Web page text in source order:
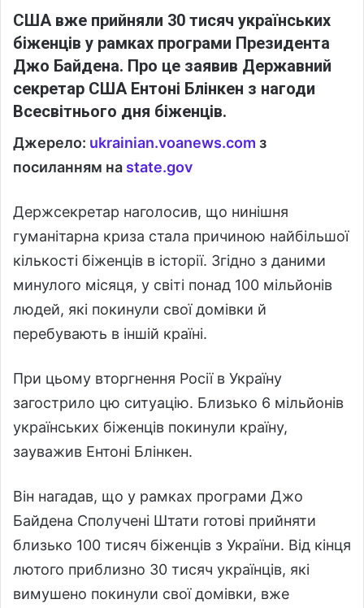
США вже прийняли 30 тисяч українських
біженців у рамках програми Президента
Джо Байдена. Про це заявив Державний
секретар США Ентоні Блінкен з нагоди
Всесвітнього дня біженців.
Джерело: ukrainian.voanews.com з
посиланням на state.gov
Держсекретар наголосив, що нинішня
гуманітарна криза стала причиною найбільшої
кількості біженців в історії. Згідно з даними
минулого місяця, у світі понад 100 мільйонів
людей, які покинули свої домівки й
перебувають в іншій країні.
При цьому вторгнення Росії в Україну
загострило цю ситуацію. Близько 6 мільйонів
українських біженців покинули країну,
зауважив Ентоні Блінкен.
Він нагадав, що у рамках програми Джо
Байдена Сполучені Штати готові прийняти
близько 100 тисяч біженців з України. Від кінця
лютого приблизно 30 тисяч українців, які
вимушено покинули свої домівки, вже